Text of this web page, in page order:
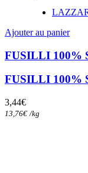
Ajouter au panier
FUSILLI 100%
FUSILLI 100%
3,44€
13,76€ /kg